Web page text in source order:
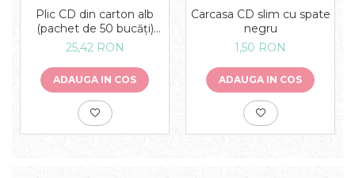
Plic CD din carton alb
(pachet de 50 bucăți)
[stoc epuizat
momentan]
25,42 RON
ADAUGA IN COS
Carcasa CD slim cu spate
negru
1,50 RON
ADAUGA IN COS